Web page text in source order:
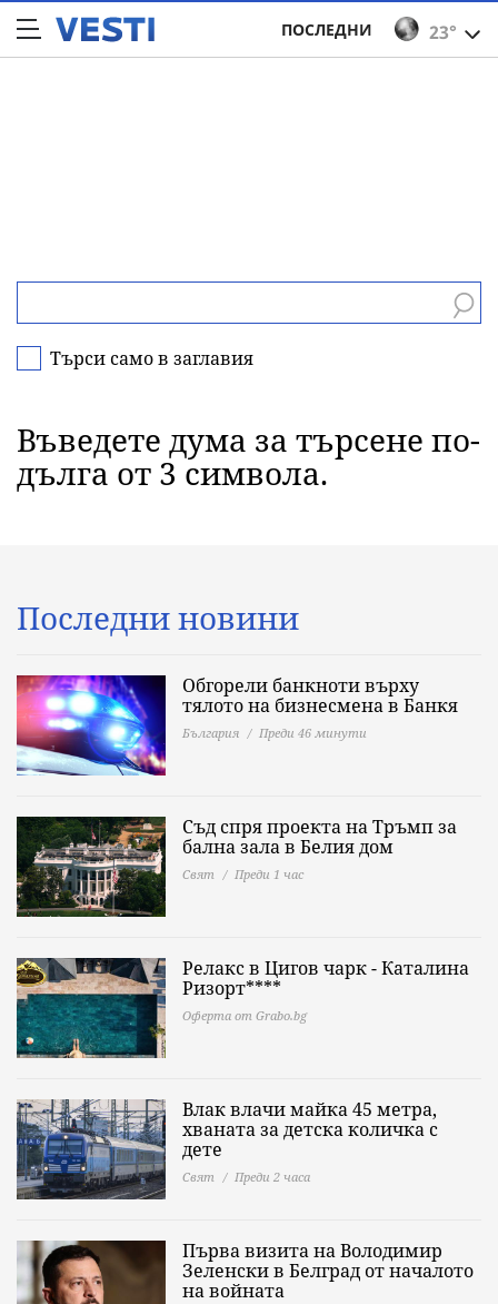
23°
ПОСЛЕДНИ
Търси само в заглавия
Въведете дума за търсене по-
дълга от 3 символа.
Последни новини
Обгорели банкноти върху
тялото на бизнесмена в Банкя
България Преди 46 минути
Съд спря проекта на Тръмп за
бална зала в Белия дом
Свят Преди 1 час
Релакс в Цигов чарк - Каталина
Ризорт****
Оферта от Grabo.bg
Влак влачи майка 45 метра,
хваната за детска количка с
дете
Свят Преди 2 часа
Първа визита на Володимир
Зеленски в Белград от началото
на войната